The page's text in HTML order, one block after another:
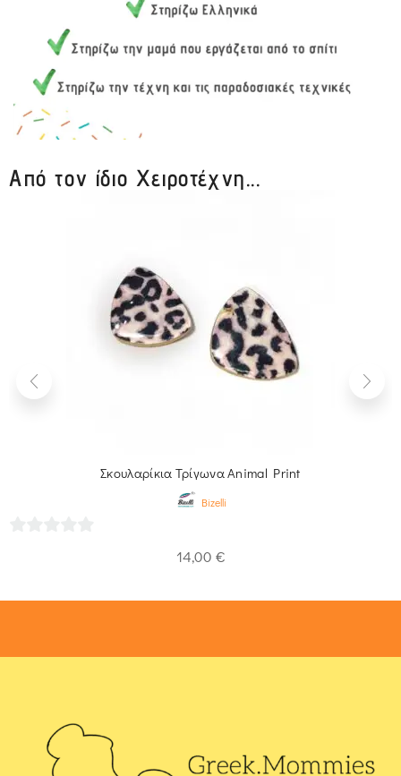
Από τον ίδιο Χειροτέχνη...
Σκουλαρίκια Τρίγωνα Animal Print
Bizelli
14,00 €